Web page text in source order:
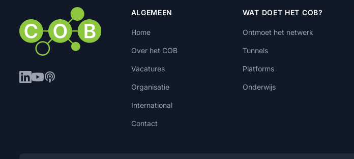
ALGEMEEN
Home
Over het COB
Vacatures
Organisatie
International
Contact
WAT DOET HET COB?
Ontmoet het netwerk
Tunnels
Platforms
Onderwijs